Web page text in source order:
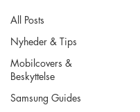
All Posts
Nyheder & Tips
Mobilcovers &
Beskyttelse
Samsung Guides